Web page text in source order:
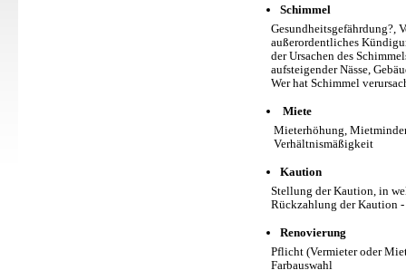
Schimmel
Gesundheitsgefährdung?,
außerordentliches
der Ursachen des
aufsteigender Nässe,
Wer hat Schimmel
Miete
Mieterhöhung,
Verhältnismäßigkeit
Kaution
Stellung der Kaution, in
Rückzahlung der Kaution -
Renovierung
Pflicht (Vermieter oder
Farbauswahl